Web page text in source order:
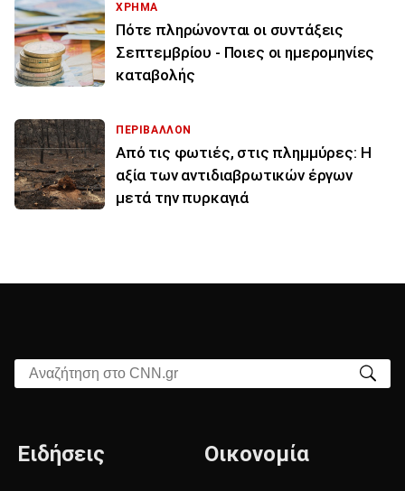
ΧΡΗΜΑ
Πότε πληρώνονται οι συντάξεις
Σεπτεμβρίου - Ποιες οι ημερομηνίες
καταβολής
ΠΕΡΙΒΑΛΛΟΝ
Από τις φωτιές, στις πλημμύρες: Η
αξία των αντιδιαβρωτικών έργων
μετά την πυρκαγιά
Αναζήτηση στο CNN.gr
Ειδήσεις Οικονομία